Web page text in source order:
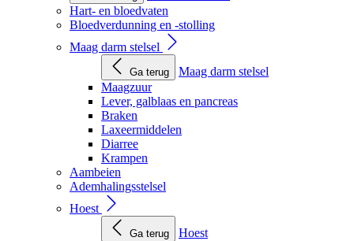
Hart- en bloedvaten
Bloedverdunning en -stolling
Maag darm stelsel
Ga terug
Maag darm stelsel
Maagzuur
Lever, galblaas en pancreas
Braken
Laxeermiddelen
Diarree
Krampen
Aambeien
Ademhalingsstelsel
Hoest
Ga terug
Hoest